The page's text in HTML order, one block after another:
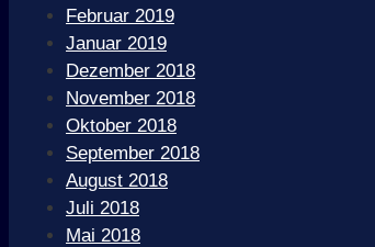
Februar 2019
Januar 2019
Dezember 2018
November 2018
Oktober 2018
September 2018
August 2018
Juli 2018
Mai 2018